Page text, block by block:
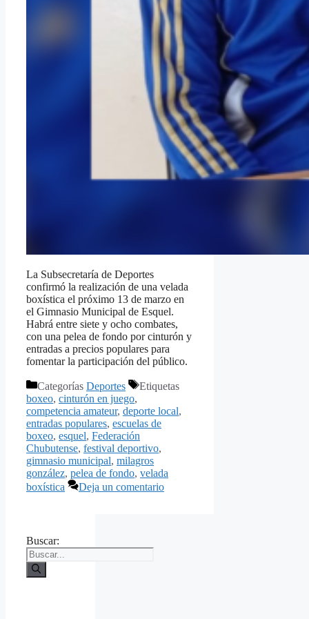
La Subsecretaría de Deportes
confirmó la realización de una velada
boxística el próximo 13 de marzo en
el Gimnasio Municipal de Esquel.
Habrá entre siete y ocho combates,
con una pelea de fondo por cinturón y
entradas a precios populares para
fomentar la participación del público.
Categorías Deportes
Etiquetas
boxeo, cinturón en juego,
competencia amateur, deporte local,
entradas populares, escuelas de
boxeo, esquel, Federación
Chubutense, festival deportivo,
gimnasio municipal, milagros
gonzález, pelea de fondo, velada
boxística
Deja un comentario
Buscar: